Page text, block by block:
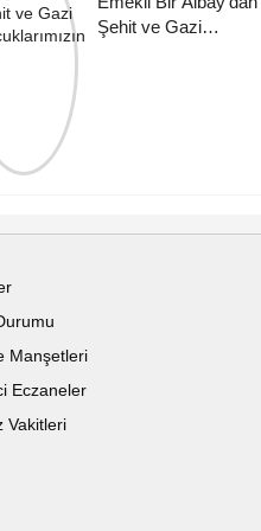
Şehit ve Gazi
Manşetleri
Eczaneler
Vakitleri